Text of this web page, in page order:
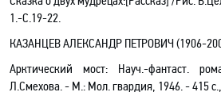
1.-C.19-22.
КАЗАНЦЕВ АЛЕКСАНДР ПЕТРОВИЧ (1906-
Арктический мост: Науч.-фантаст.
Л.Смехова. - М.: Мол. гвардия, 1946. - 415